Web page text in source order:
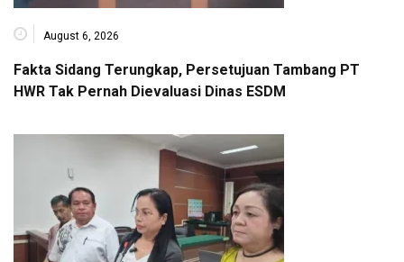
August 6, 2026
Fakta Sidang Terungkap, Persetujuan Tambang PT
HWR Tak Pernah Dievaluasi Dinas ESDM